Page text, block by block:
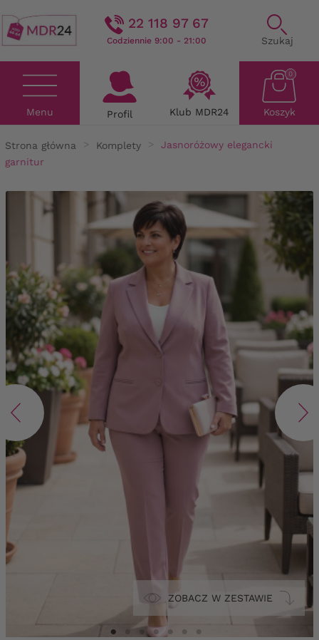
22 118 97 67
Codziennie 9:00 - 21:00 Szukaj
Menu Profil Klub MDR24 Koszyk
0
Strona główna Komplety
Jasnoróżowy elegancki
garnitur
ZOBACZ W ZESTAWIE